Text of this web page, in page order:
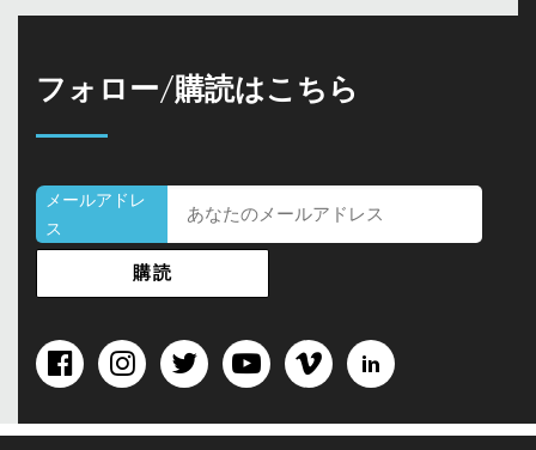
フォロー/購読はこちら
メールアドレ
ス